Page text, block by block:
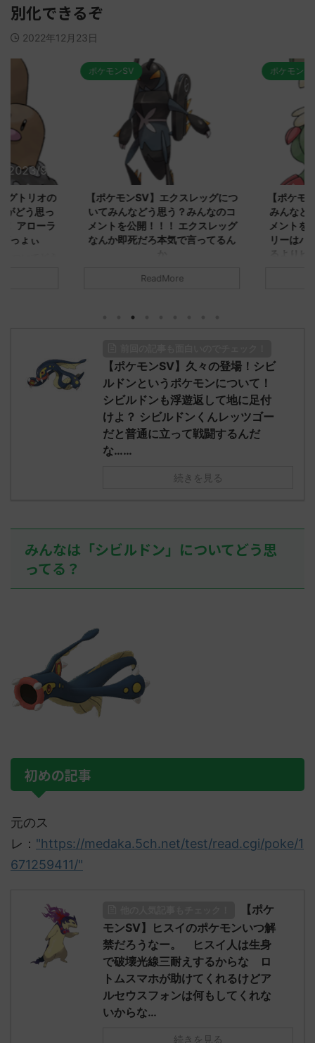
別化できるぞ
2022年12月23日
2023/9/8
トリオの
どう思っ
アローラ
っょぃ
ただダグト
れたウミト
ポケモンSV
【ポケモンSV】エクスレッグにつ
いてみんなどう思う？みんなのコ
メントを公開！！！ エクスレッグ
なんか即死だろ本気で言ってるん
う思ってる？ 初めの記事 元のス
01:07:00.69ID:oUI00NrJ0 エクスレ
ッグヘルムかっこいいから助かる 名
無しさん0971 0971 名無しさん、君に
決めた！ (ﾜｯﾁｮｲW b524-NwUu)
2023/06/28(水 ...
ReadMore
ポケモンSV
【ポケモ
みんなど
メントを
リーはバ
るよりビ
2023/06/
え忘れたガ
たラウドボ
しさん0624
【ポケモンSV】久々の登場！シビ
ルドンというポケモンについて！
シビルドンも浮遊返して地に足付
けよ？ シビルドンくんレッツゴー
だと普通に立って戦闘するんだ
な……
続きを見る
みんなは「シビルドン」についてどう思
ってる？
初めの記事
元のス
レ： "https://medaka.5ch.net/test/read.cgi/poke/1
671259411/"
【ポケ
モンSV】ヒスイのポケモンいつ解
禁だろうなー。 ヒスイ人は生身
で破壊光線三耐えするからな ロ
トムスマホが助けてくれるけどア
ルセウスフォンは何もしてくれな
いからな…
続きを見る